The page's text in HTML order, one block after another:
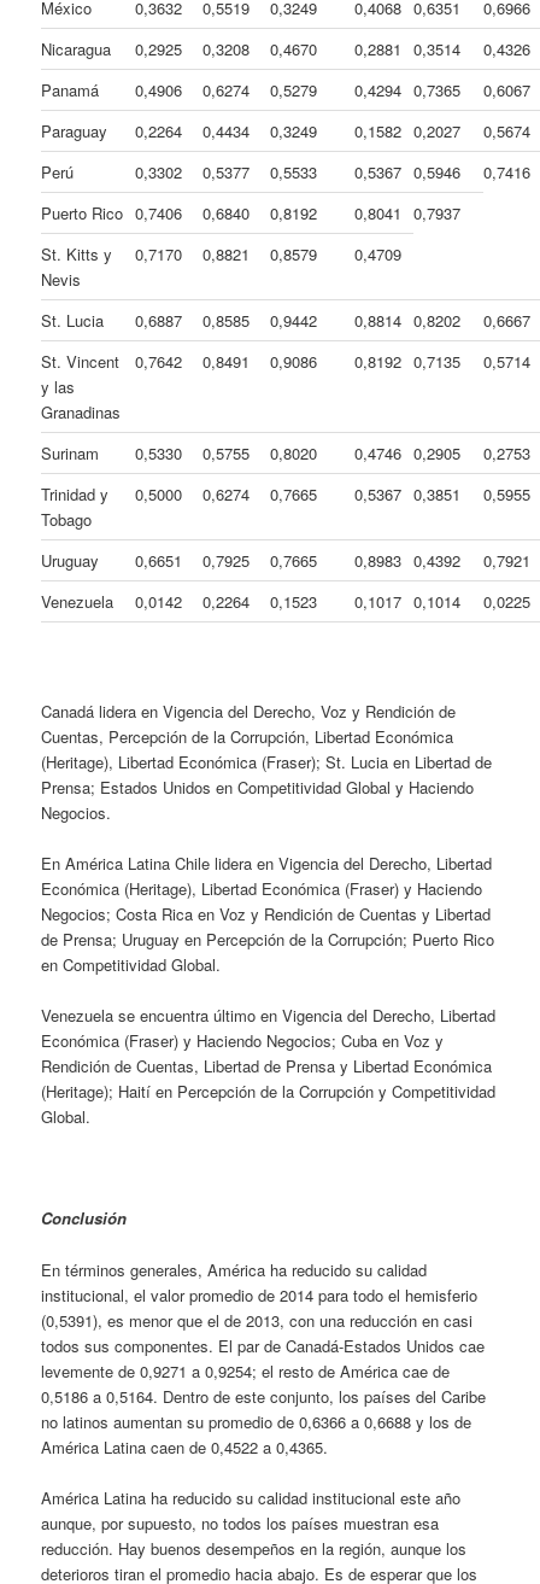
México 0,3632 0,5519 0,3249 0,4068 0,6351
0,6966
Nicaragua
0,2925 0,3208 0,4670 0,2881 0,3514
0,4326
Panamá
0,4906 0,6274 0,5279 0,4294 0,7365
0,6067
Paraguay
0,2264 0,4434 0,3249 0,1582 0,2027
0,5674
Perú
0,3302 0,5377 0,5533 0,5367 0,5946
0,7416
Puerto Rico 0,7406 0,6840 0,8192 0,8041
0,7937
St. Kitts y
Nevis
0,7170 0,8821 0,8579 0,4709
St. Lucia 0,6887 0,8585 0,9442 0,8814 0,8202
0,6667
St. Vincent
y las
Granadinas
0,7642 0,8491 0,9086 0,8192 0,7135 0,5714
Surinam 0,5330 0,5755 0,8020 0,4746 0,2905
0,2753
Trinidad y
Tobago
0,5000 0,6274 0,7665 0,5367 0,3851 0,5955
Uruguay 0,6651 0,7925 0,7665 0,8983 0,4392
0,7921
Venezuela
0,0142 0,2264 0,1523 0,1017 0,1014 0,0225
Canadá lidera en Vigencia del Derecho, Voz y Rendición de
Cuentas, Percepción de la Corrupción, Libertad Económica
(Heritage), Libertad Económica (Fraser); St. Lucia en Libertad de
Prensa; Estados Unidos en Competitividad Global y Haciendo
Negocios.
En América Latina Chile lidera en Vigencia del Derecho, Libertad
Económica (Heritage), Libertad Económica (Fraser) y Haciendo
Negocios; Costa Rica en Voz y Rendición de Cuentas y Libertad
de Prensa; Uruguay en Percepción de la Corrupción; Puerto Rico
en Competitividad Global.
Venezuela se encuentra último en Vigencia del Derecho, Libertad
Económica (Fraser) y Haciendo Negocios; Cuba en Voz y
Rendición de Cuentas, Libertad de Prensa y Libertad Económica
(Heritage); Haití en Percepción de la Corrupción y Competitividad
Global.
Conclusión
En términos generales, América ha reducido su calidad
institucional, el valor promedio de 2014 para todo el hemisferio
(0,5391), es menor que el de 2013, con una reducción en casi
todos sus componentes. El par de Canadá-Estados Unidos cae
levemente de 0,9271 a 0,9254; el resto de América cae de
0,5186 a 0,5164. Dentro de este conjunto, los países del Caribe
no latinos aumentan su promedio de 0,6366 a 0,6688 y los de
América Latina caen de 0,4522 a 0,4365.
América Latina ha reducido su calidad institucional este año
aunque, por supuesto, no todos los países muestran esa
reducción. Hay buenos desempeños en la región, aunque los
deterioros tiran el promedio hacia abajo. Es de esperar que los